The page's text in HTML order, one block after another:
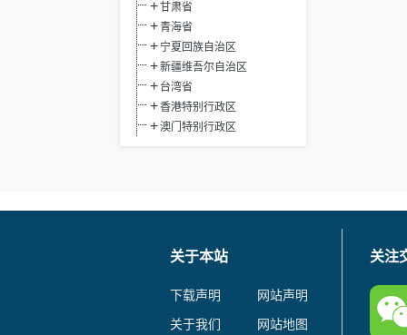
甘肃省
青海省
宁夏回族自治区
新疆维吾尔自治区
台湾省
香港特别行政区
澳门特别行政区
关于本站
下载声明
网站声明
关于我们
网站地图
关注